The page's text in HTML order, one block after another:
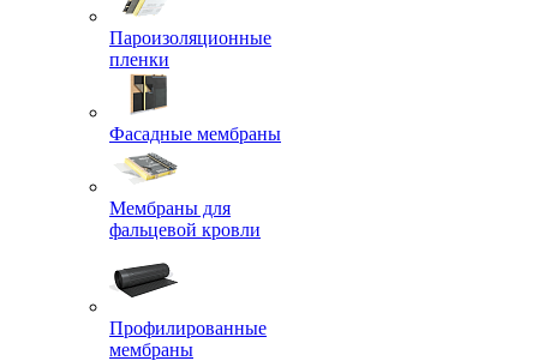
Пароизоляционные
пленки
Фасадные мембраны
Мембраны для
фальцевой кровли
Профилированные
мембраны